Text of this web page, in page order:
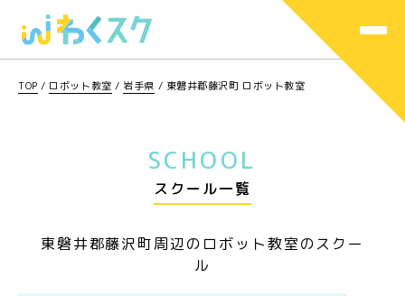
TOP / ロボット教室 / 岩手県 / 東磐井郡藤沢町 ロボット教室
SCHOOL
スクール一覧
東磐井郡藤沢町周辺のロボット教室のスクー
ル